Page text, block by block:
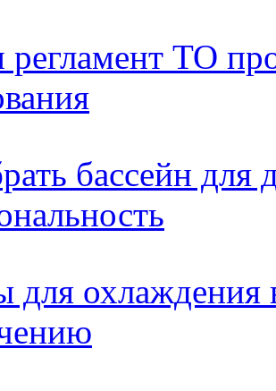
ТО
бассейн для
для охлаждения